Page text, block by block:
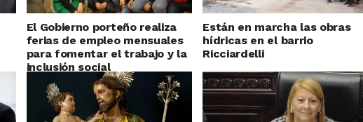
El Gobierno porteño realiza
ferias de empleo mensuales
para fomentar el trabajo y la
inclusión social
Están en marcha las obras
hídricas en el barrio
Ricciardelli